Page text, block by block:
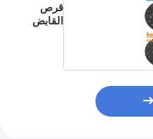
قرص
القابض